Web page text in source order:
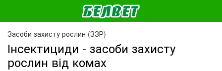
Засоби захисту рослин (ЗЗР)
Інсектициди - засоби захисту
рослин від комах